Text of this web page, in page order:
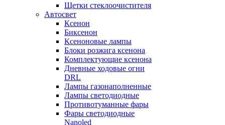
Щетки стеклоочистителя
Автосвет
Ксенон
Биксенон
Ксеноновые лампы
Блоки розжига ксенона
Комплектующие ксенона
Дневные ходовые огни
DRL
Лампы газонаполненные
Лампы светодиодные
Противотуманные фары
Фары светодиодные
Nanoled